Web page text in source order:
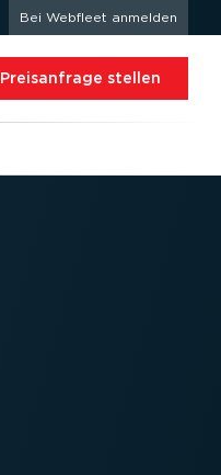
Bei Webfleet anmelden
Preis­an­frage stellen